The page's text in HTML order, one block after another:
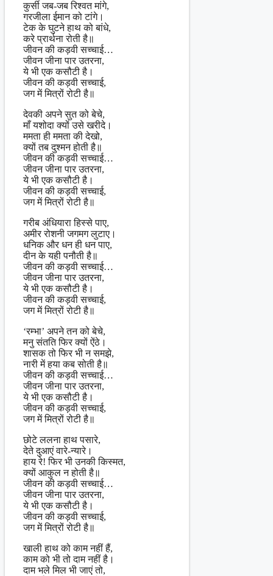
कुर्सी जब-जब रिश्वत मांगे,
गरजीला ईमान को टांगे।
टेक के घुटने हाथ को बांधे,
करे प्रार्थना रोती है॥
जीवन की कड़वी सच्चाई…
जीवन जीना पार उतरना,
ये भी एक कसौटी है।
जीवन की कड़वी सच्चाई,
जग में मित्रों रोटी है॥
देवकी अपने सुत को बेचे,
माँ यशोदा क्यों उसे खरीदे।
ममता ही ममता की देखो,
क्यों तब दुश्मन होती है॥
जीवन की कड़वी सच्चाई…
जीवन जीना पार उतरना,
ये भी एक कसौटी है।
जीवन की कड़वी सच्चाई,
जग में मित्रों रोटी है॥
गरीब अंधियारा हिस्से पाए,
अमीर रोशनी जगमग लुटाए।
धनिक और धन ही धन पाए,
दीन के यही पनौती है॥
जीवन की कड़वी सच्चाई…
जीवन जीना पार उतरना,
ये भी एक कसौटी है।
जीवन की कड़वी सच्चाई,
जग में मित्रों रोटी है॥
‘रम्भा’ अपने तन को बेचे,
मनु संतति फिर क्यों ऐंठे।
शासक तो फिर भी न समझे,
नारी में हया कब सोती है॥
जीवन की कड़वी सच्चाई…
जीवन जीना पार उतरना,
ये भी एक कसौटी है।
जीवन की कड़वी सच्चाई,
जग में मित्रों रोटी है॥
छोटे ललना हाथ पसारे,
देते दुआएं वारे-न्यारे।
हाय रे! फिर भी उनकी किस्मत,
क्यों आकुल न होती है॥
जीवन की कड़वी सच्चाई…
जीवन जीना पार उतरना,
ये भी एक कसौटी है।
जीवन की कड़वी सच्चाई,
जग में मित्रों रोटी है॥
खाली हाथ को काम नहीं हैं,
काम को भी तो दाम नहीं है।
दाम भले मिल भी जाएं तो,